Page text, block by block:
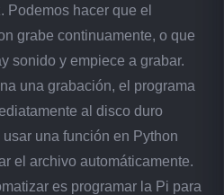
Podemos hacer que el
grabe continuamente, o que
sonido y empiece a grabar.
una grabación, el programa
al disco duro
una función en Python
el archivo automáticamente.
es programar la Pi para